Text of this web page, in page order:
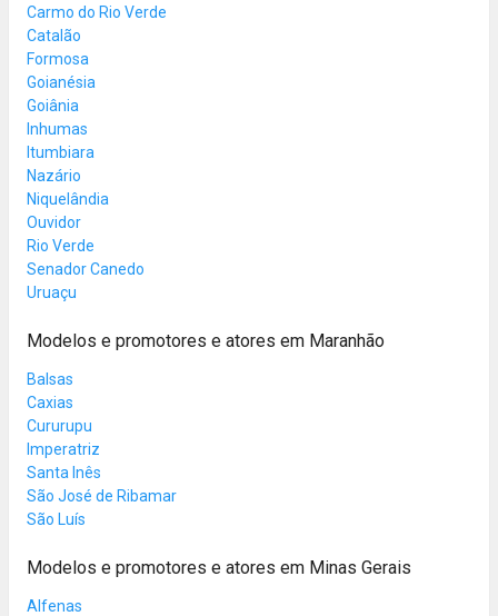
Carmo do Rio Verde
Catalão
Formosa
Goianésia
Goiânia
Inhumas
Itumbiara
Nazário
Niquelândia
Ouvidor
Rio Verde
Senador Canedo
Uruaçu
Modelos e promotores e atores em Maranhão
Balsas
Caxias
Cururupu
Imperatriz
Santa Inês
São José de Ribamar
São Luís
Modelos e promotores e atores em Minas Gerais
Alfenas